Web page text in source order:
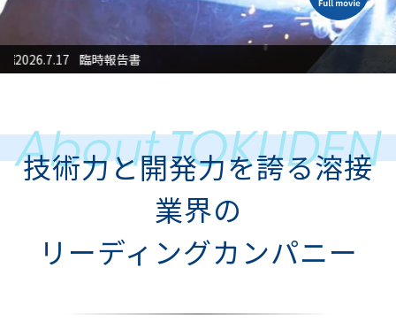
株主かつその他の関係会社の異動に関するお知らせ
2026.7.17 臨時報告書
技術力と開発力を誇る溶接
業界の
リーディングカンパニー